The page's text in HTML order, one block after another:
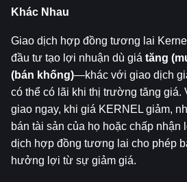
Khác Nhau
Giao dịch hợp đồng tương lai
đầu tư tạo lợi nhuận dù giá tăng
(bán khống)—khác với giao dịch
có thể có lãi khi thị trường tăng giá.
giao ngay, khi giá KERNEL giảm,
bán tài sản của họ hoặc chấp
dịch hợp đồng tương lai cho phép
hưởng lợi từ sự giảm giá.